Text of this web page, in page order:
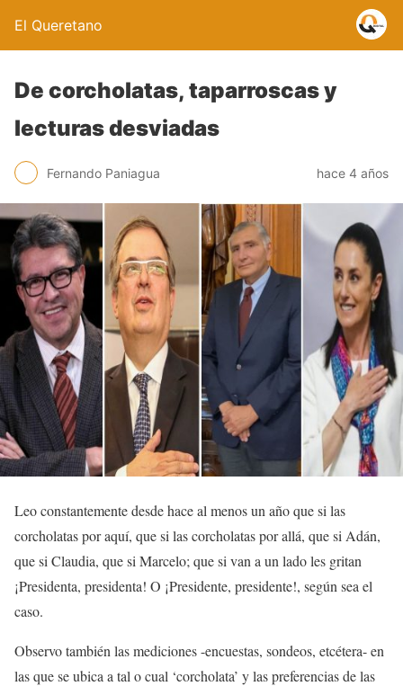
El Queretano
De corcholatas, taparroscas y
lecturas desviadas
Fernando Paniagua hace 4 años
Leo constantemente desde hace al menos un año que si las
corcholatas por aquí, que si las corcholatas por allá, que si Adán,
que si Claudia, que si Marcelo; que si van a un lado les gritan
¡Presidenta, presidenta! O ¡Presidente, presidente!, según sea el
caso.
Observo también las mediciones -encuestas, sondeos, etcétera- en
las que se ubica a tal o cual ‘corcholata’ y las preferencias de las